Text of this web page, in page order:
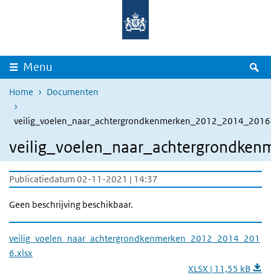
Overslaan en naar de inhoud gaan
Menu
Home Documenten
Publicatiedatum 02-11-2021 | 14:37
Geen beschrijving beschikbaar.
veilig_voelen_naar_achtergrondkenmerken_2012_2014_201
6.xlsx
XLSX | 11,55 kB